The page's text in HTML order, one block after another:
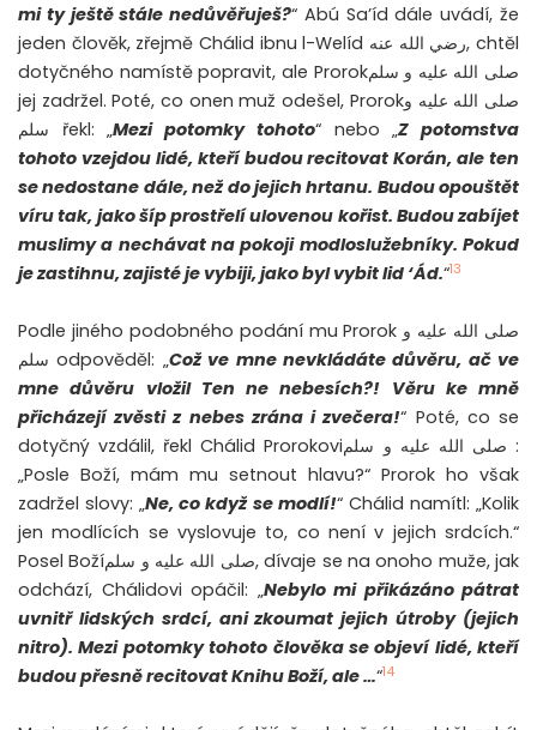
mi ty ještě stále nedůvěřuješ?“ Abú Sa’íd dále uvádí, že
jeden člověk, zřejmě Chálid ibnu l-Welíd رضي الله عنه, chtěl
dotyčného namístě popravit, ale Prorokصلى الله عليه و سلم
jej zadržel. Poté, co onen muž odešel, Prorokصلى الله عليه و
سلم řekl: „Mezi potomky tohoto“ nebo „Z potomstva
tohoto vzejdou lidé, kteří budou recitovat Korán, ale ten
se nedostane dále, než do jejich hrtanu. Budou opouštět
víru tak, jako šíp prostřelí ulovenou kořist. Budou zabíjet
muslimy a nechávat na pokoji modloslužebníky. Pokud
je zastihnu, zajisté je vybiji, jako byl vybit lid ‘Ád.“13
Podle jiného podobného podání mu Prorok صلى الله عليه و
سلم odpověděl: „Což ve mne nevkládáte důvěru, ač ve
mne důvěru vložil Ten ne nebesích?! Věru ke mně
přicházejí zvěsti z nebes zrána i zvečera!“ Poté, co se
dotyčný vzdálil, řekl Chálid Prorokoviصلى الله عليه و سلم :
„Posle Boží, mám mu setnout hlavu?“ Prorok ho však
zadržel slovy: „Ne, co když se modlí!“ Chálid namítl: „Kolik
jen modlících se vyslovuje to, co není v jejich srdcích.“
Posel Božíصلى الله عليه و سلم, dívaje se na onoho muže, jak
odchází, Chálidovi opáčil: „Nebylo mi přikázáno pátrat
uvnitř lidských srdcí, ani zkoumat jejich útroby (jejich
nitro). Mezi potomky tohoto člověka se objeví lidé, kteří
budou přesně recitovat Knihu Boží, ale …“14